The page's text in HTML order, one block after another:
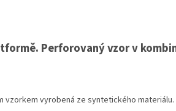
Perforovaný vzor v
vyrobená ze syntetického